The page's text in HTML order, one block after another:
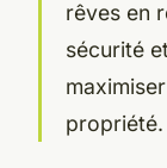
rêves en
sécurité
propriété.